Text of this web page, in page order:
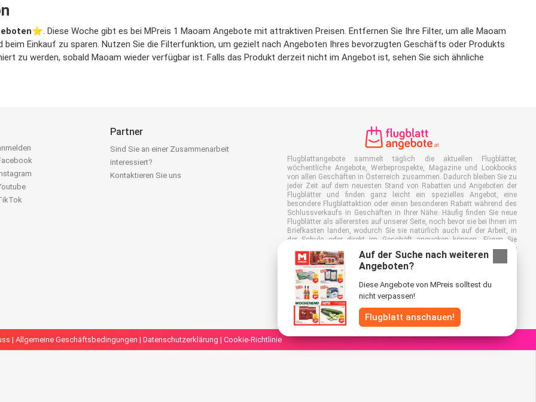
⭐️. Diese Woche gibt es bei MPreis 1 Maoam Angebote mit attraktiven Preisen. Entfernen Sie Ihre Filter, um alle Maoam
beim Einkauf zu sparen. Nutzen Sie die Filterfunktion, um gezielt nach Angeboten Ihres bevorzugten Geschäfts oder Produkts
zu werden, sobald Maoam wieder verfügbar ist. Falls das Produkt derzeit nicht im Angebot ist, sehen Sie sich ähnliche
Auf der Suche nach weiteren
Angeboten?
Diese Angebote von MPreis solltest du
nicht verpassen!
Flugblatt anschauen!
Partner
Sind Sie an einer Zusammenarbeit
interessiert?
Kontaktieren Sie uns
Flugblattangebote sammelt täglich die aktuellen Flugblätter,
wöchentliche Angebote, Werbeprospekte, Magazine und Lookbooks
von allen Geschäften in Österreich zusammen. Dadurch bleiben Sie zu
jeder Zeit auf dem neuesten Stand von Rabatten und Angeboten der
Flugblätter und finden ganz leicht ein spezielles Angebot, eine
besondere Flugblattaktion oder einen besonderen Rabatt während des
Schlussverkaufs in Geschäften in Ihrer Nähe. Häufig finden Sie neue
Flugblätter als allererstes auf unserer Seite, noch bevor sie bei Ihnen im
Briefkasten landen, wodurch Sie sie natürlich auch auf der Arbeit, in
der Schule oder direkt im Geschäft angucken können. Fügen Sie
Flugblattangebote.at zu Ihren Favoriten hinzu, kleben Sie einen "Bitte
keine Werbung!"-Sticker auf Ihren Briefkasten und sparen Sie somit viel
Zeit und Geld. Außerdem tragen Sie damit auch aktiv zur Papiermüll-
Reduktion bei, was gut für unsere Umwelt ist.
| Allgemeine Geschäftsbedingungen | Datenschutzerklärung | Cookie-Richtlinie